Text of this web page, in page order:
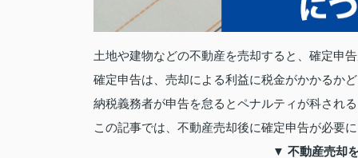
土地や建物などの不動産を売却すると、確定申
確定申告は、売却による利益に税金がかかるか
納税義務者が申告を怠るとペナルティが科され
この記事では、不動産売却後に確定申告が必要
▼ 不動産売却